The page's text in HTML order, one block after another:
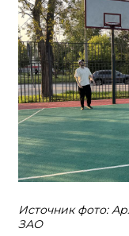
Источник фото:
ЗАО